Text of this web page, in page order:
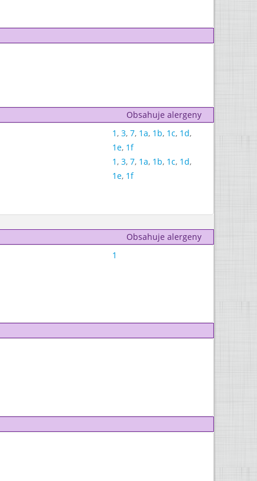
Obsahuje alergeny
1, 3, 7, 1a, 1b, 1c, 1d,
1e, 1f
1, 3, 7, 1a, 1b, 1c, 1d,
1e, 1f
Obsahuje alergeny
1